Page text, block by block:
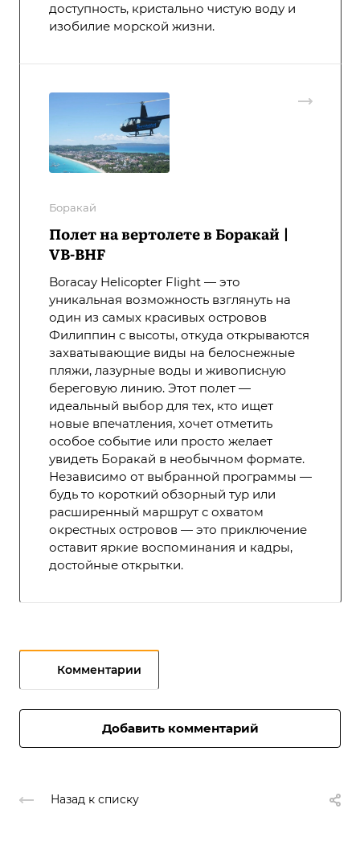
доступность, кристально чистую воду и
изобилие морской жизни.
Боракай
Полет на вертолете в Боракай |
VB-BHF
Boracay Helicopter Flight — это
уникальная возможность взглянуть на
один из самых красивых островов
Филиппин с высоты, откуда открываются
захватывающие виды на белоснежные
пляжи, лазурные воды и живописную
береговую линию. Этот полет —
идеальный выбор для тех, кто ищет
новые впечатления, хочет отметить
особое событие или просто желает
увидеть Боракай в необычном формате.
Независимо от выбранной программы —
будь то короткий обзорный тур или
расширенный маршрут с охватом
окрестных островов — это приключение
оставит яркие воспоминания и кадры,
достойные открытки.
Комментарии
Добавить комментарий
Назад к списку